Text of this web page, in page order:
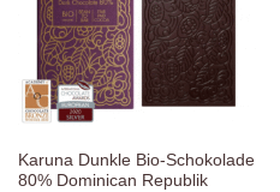
Karuna Dunkle Bio-Schokolade
80% Dominican Republik